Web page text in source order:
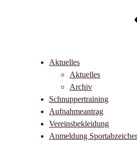
Aktuelles
Aktuelles
Archiv
Schnuppertraining
Aufnahmeantrag
Vereinsbekleidung
Anmeldung